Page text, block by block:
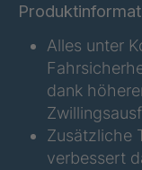
Alles unter
dank
Zusätzliche
verbessert